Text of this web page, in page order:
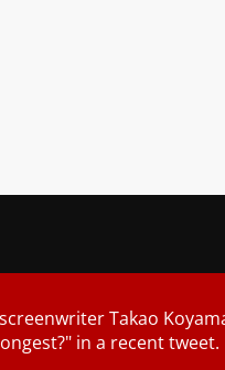
screenwriter Takao
in a recent tweet.